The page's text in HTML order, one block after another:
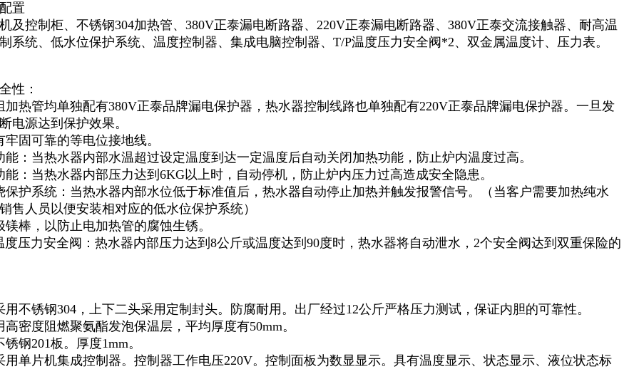
置
及控制柜、不锈钢304加热管、380V正泰漏电断路器、220V正泰漏电断路器、380V正泰交流接触器、耐高温
系统、低水位保护系统、温度控制器、集成电脑控制器、T/P温度压力安全阀*2、双金属温度计、压力表。
性：
加热管均单独配有380V正泰品牌漏电保护器，热水器控制线路也单独配有220V正泰品牌漏电保护器。一旦发
电源达到保护效果。
固可靠的等电位接地线。
能：当热水器内部水温超过设定温度到达一定温度后自动关闭加热功能，防止炉内温度过高。
能：当热水器内部压力达到6KG以上时，自动停机，防止炉内压力过高造成安全隐患。
保护系统：当热水器内部水位低于标准值后，热水器自动停止加热并触发报警信号。（当客户需要加热纯水
售人员以便安装相对应的低水位保护系统）
棒，以防止电加热管的腐蚀生锈。
度压力安全阀：热水器内部压力达到8公斤或温度达到90度时，热水器将自动泄水，2个安全阀达到双重保险的
用不锈钢304，上下二头采用定制封头。防腐耐用。出厂经过12公斤严格压力测试，保证内胆的可靠性。
密度阻燃聚氨酯发泡保温层，平均厚度有50mm。
钢201板。厚度1mm。
用单片机集成控制器。控制器工作电压220V。控制面板为数显显示。具有温度显示、状态显示、液位状态标